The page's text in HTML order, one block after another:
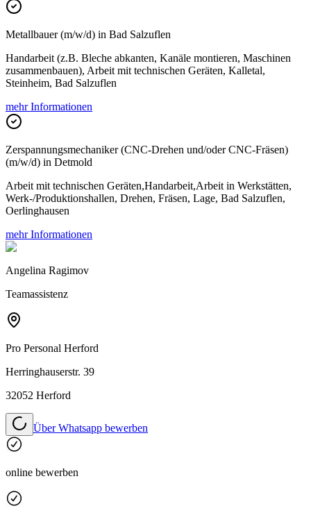
Metallbauer (m/w/d) in Bad Salzuflen
Handarbeit (z.B. Bleche abkanten, Kanäle montieren, Maschinen
zusammenbauen), Arbeit mit technischen Geräten, Kalletal,
Steinheim, Bad Salzuflen
mehr Informationen
Zerspannungsmechaniker (CNC-Drehen und/oder CNC-Fräsen)
(m/w/d) in Detmold
Arbeit mit technischen Geräten,Handarbeit,Arbeit in Werkstätten,
Werk-/Produktionshallen, Drehen, Fräsen, Lage, Bad Salzuflen,
Oerlinghausen
mehr Informationen
Angelina Ragimov
Teamassistenz
Pro Personal Herford
Herringhauserstr. 39
32052 Herford
Über Whatsapp bewerben
online bewerben